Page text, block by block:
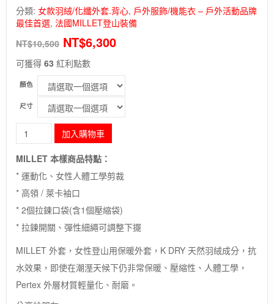
分類: 女款羽絨/化纖外套.背心, 戶外服飾/機能衣 – 戶外活動品牌
最佳首選, 法國MILLET登山裝備
NT$10,500 NT$6,300
可獲得 63 紅利點數
顏色
尺寸
毛
象-
法
國
【MILLET】
LD
HEEL
LIFT
DOWN
JKT
/
保
暖
加入購物車
MILLET 本樣商品特點：
* 運動化、女性人體工學剪裁
* 高領 / 萊卡袖口
* 2個拉鍊口袋(含1個壓縮袋)
* 拉鍊開關、彈性細繩可調整下擺
MILLET 外套，女性登山用保暖外套，K DRY 天然羽絨成分，抗
水效果，即使在潮溼天候下仍非常保暖、壓縮性、人體工學，
Pertex 外層材質輕量化、耐磨。